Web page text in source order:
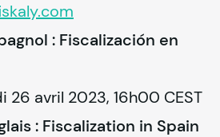
.com
: Fiscalización en
26 avril 2023, 16h00 CEST
: Fiscalization in Spain